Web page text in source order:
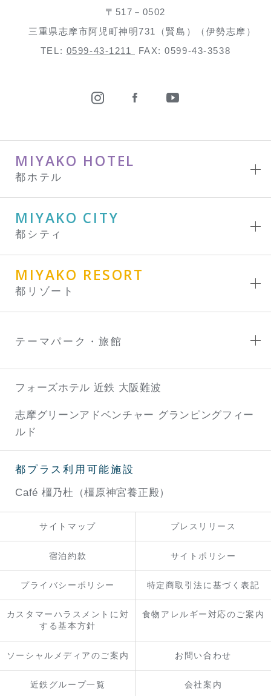
〒517－0502
三重県志摩市阿児町神明731（賢島）（伊勢志摩）
TEL: 0599-43-1211 FAX: 0599-43-3538
MIYAKO HOTEL
都ホテル
MIYAKO CITY
都シティ
MIYAKO RESORT
都リゾート
テーマパーク・旅館
フォーズホテル 近鉄 大阪難波
志摩グリーンアドベンチャー グランピングフィー
ルド
都プラス利用可能施設
Café 橿乃杜（橿原神宮養正殿）
サイトマップ プレスリリース
宿泊約款 サイトポリシー
プライバシーポリシー 特定商取引法に基づく表記
カスタマーハラスメントに対
する基本方針
食物アレルギー対応のご案内
ソーシャルメディアのご案内 お問い合わせ
近鉄グループ一覧 会社案内